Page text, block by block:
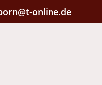
online.de